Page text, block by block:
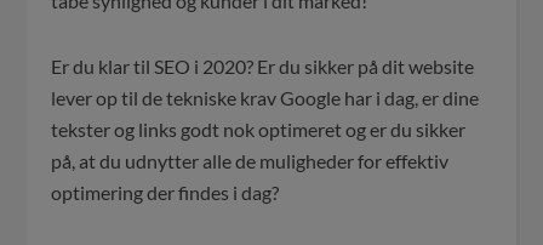
Er du klar til SEO i 2020? Er du sikker på dit website
lever op til de tekniske krav Google har i dag, er dine
tekster og links godt nok optimeret og er du sikker
på, at du udnytter alle de muligheder for effektiv
optimering der findes i dag?